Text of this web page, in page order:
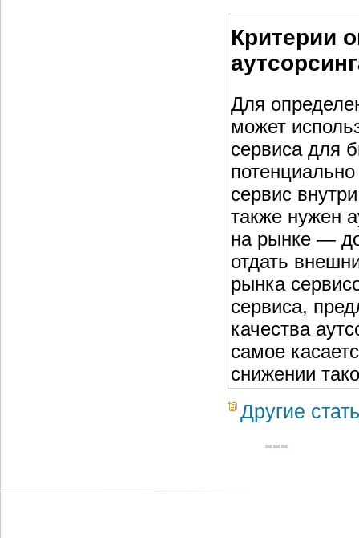
Критерии
Для
может
сервиса для
сервис
также нужен
на рынке —
отдать
рынка
сервиса,
качества
самое
снижении
Другие